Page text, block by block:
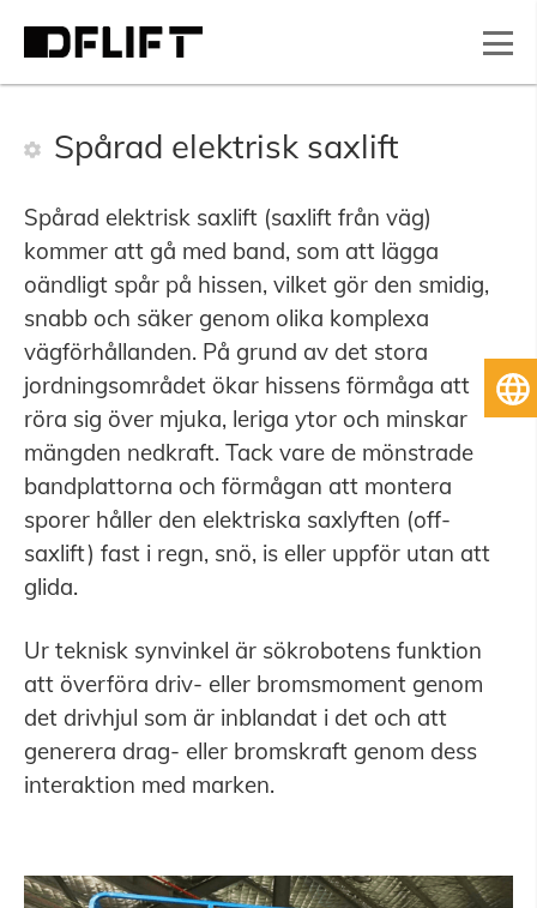
Spårad elektrisk saxlift
Spårad elektrisk saxlift (saxlift från väg)
kommer att gå med band, som att lägga
oändligt spår på hissen, vilket gör den smidig,
snabb och säker genom olika komplexa
vägförhållanden. På grund av det stora
jordningsområdet ökar hissens förmåga att
röra sig över mjuka, leriga ytor och minskar
mängden nedkraft. Tack vare de mönstrade
bandplattorna och förmågan att montera
sporer håller den elektriska saxlyften (off-
saxlift) fast i regn, snö, is eller uppför utan att
glida.
Ur teknisk synvinkel är sökrobotens funktion
att överföra driv- eller bromsmoment genom
det drivhjul som är inblandat i det och att
generera drag- eller bromskraft genom dess
interaktion med marken.